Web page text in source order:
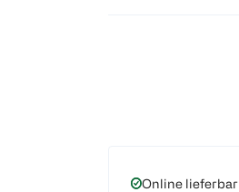
Online lieferbar